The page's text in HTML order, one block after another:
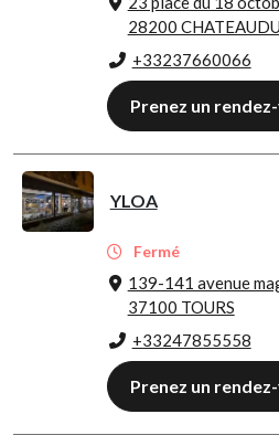
28200
+33237660066
Prenez un
YLOA
Fermé
139-141 avenue
37100 TOURS
+33247855558
Prenez un